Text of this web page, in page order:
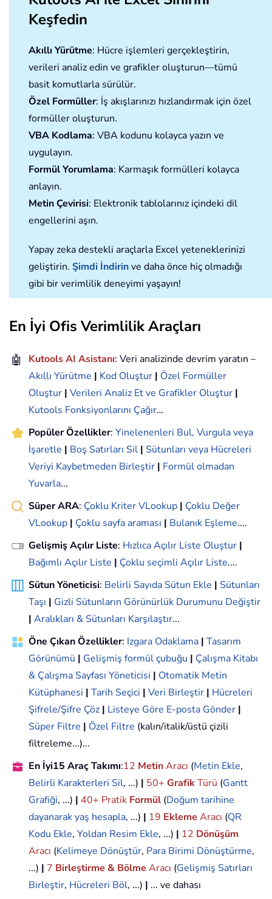
Keşfedin
Akıllı Yürütme: Hücre işlemleri gerçekleştirin,
verileri analiz edin ve grafikler oluşturun—tümü
basit komutlarla sürülür.
Özel Formüller: İş akışlarınızı hızlandırmak için özel
formüller oluşturun.
VBA Kodlama: VBA kodunu kolayca yazın ve
uygulayın.
Formül Yorumlama: Karmaşık formülleri kolayca
anlayın.
Metin Çevirisi: Elektronik tablolarınız içindeki dil
engellerini aşın.
Yapay zeka destekli araçlarla Excel yeteneklerinizi
geliştirin. Şimdi İndirinve daha önce hiç olmadığı
gibi bir verimlilik deneyimi yaşayın!
En İyi Ofis Verimlilik Araçları
🤖 Kutools AI Asistanı: Veri analizinde devrim yaratın –
Akıllı Yürütme | Kod Oluştur | Özel Formüller
Oluştur | Verileri Analiz Et ve Grafikler Oluştur |
Kutools Fonksiyonlarını Çağır…
Popüler Özellikler: Yinelenenleri Bul, Vurgula veya
İşaretle | Boş Satırları Sil | Sütunları veya Hücreleri
Veriyi Kaybetmeden Birleştir | Formül olmadan
Yuvarla...
Süper ARA: Çoklu Kriter VLookup | Çoklu Değer
VLookup | Çoklu sayfa araması | Bulanık Eşleme....
Gelişmiş Açılır Liste: Hızlıca Açılır Liste Oluştur |
Bağımlı Açılır Liste | Çoklu seçimli Açılır Liste....
Sütun Yöneticisi: Belirli Sayıda Sütun Ekle | Sütunları
Taşı | Gizli Sütunların Görünürlük Durumunu Değiştir
| Aralıkları & Sütunları Karşılaştır...
Öne Çıkan Özellikler: Izgara Odaklama | Tasarım
Görünümü | Gelişmiş formül çubuğu | Çalışma Kitabı
& Çalışma Sayfası Yöneticisi | Otomatik Metin
Kütüphanesi | Tarih Seçici | Veri Birleştir | Hücreleri
Şifrele/Şifre Çöz | Listeye Göre E-posta Gönder |
Süper Filtre | Özel Filtre (kalın/italik/üstü çizili
filtreleme...)...
En İyi15 Araç Takımı:12 MetinAracı (Metin Ekle,
Belirli Karakterleri Sil, ...) | 50+ GrafikTürü (Gantt
Grafiği, ...) | 40+ Pratik Formül (Doğum tarihine
dayanarak yaş hesapla, ...) | 19 Ekleme Aracı (QR
Kodu Ekle, Yoldan Resim Ekle, ...) | 12 Dönüşüm
Aracı (Kelimeye Dönüştür, Para Birimi Dönüştürme,
...) | 7 Birleştirme & Bölme Aracı (Gelişmiş Satırları
Birleştir, Hücreleri Böl, ...) | ... ve dahası